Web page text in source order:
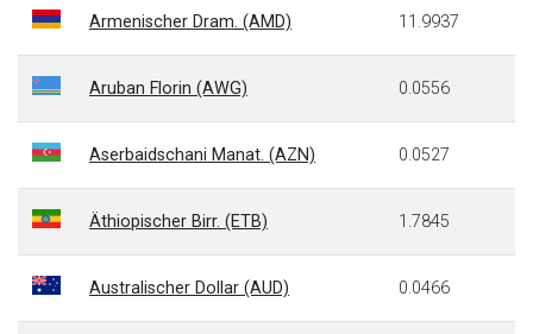
Armenischer Dram. (AMD) 11.9937
Aruban Florin (AWG) 0.0556
Aserbaidschani Manat. (AZN) 0.0527
Äthiopischer Birr. (ETB) 1.7845
Australischer Dollar (AUD) 0.0466